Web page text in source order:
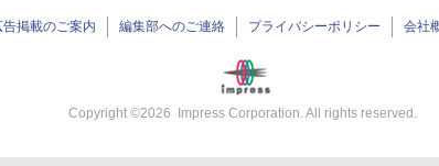
告掲載のご案内 編集部へのご連絡 プライバシーポリシー 会社
Copyright ©2026 Impress Corporation. All rights reserved.